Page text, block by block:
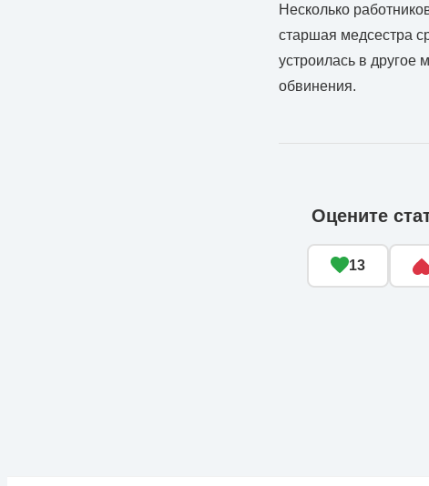
Несколько
старшая медсестра
устроилась в другое
обвинения.
Оцените
13